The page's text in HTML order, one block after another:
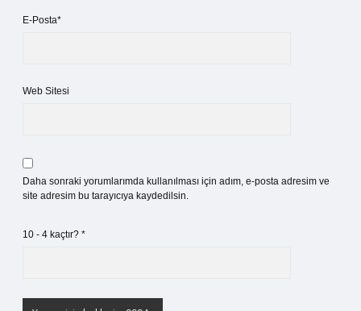
E-Posta*
Web Sitesi
Daha sonraki yorumlarımda kullanılması için adım, e-posta adresim ve
site adresim bu tarayıcıya kaydedilsin.
10 - 4 kaçtır? *